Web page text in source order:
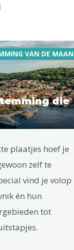
VAN DE
die
plaatjes hoef je
zelf te
vind je volop
én hun
tot